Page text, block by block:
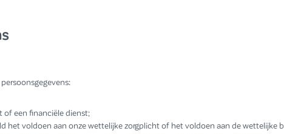
of een financiële dienst;
voldoen aan onze wettelijke zorgplicht of het voldoen aan de wettelijke